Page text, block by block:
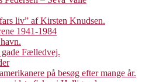
liv” af Kirsten Knudsen.
1941-1984
Fælledvej.
på besøg efter mange år.